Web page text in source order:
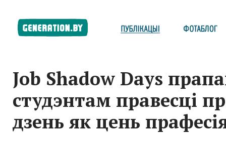
Job Shadow Days
студэнтам правесці
дзень як цень